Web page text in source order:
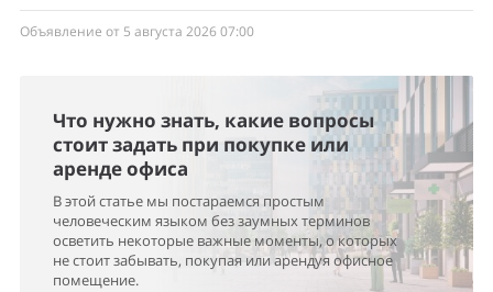
Объявление от 5 августа 2026 07:00
Что нужно знать, какие вопросы
стоит задать при покупке или
аренде офиса
В этой статье мы постараемся простым
человеческим языком без заумных терминов
осветить некоторые важные моменты, о которых
не стоит забывать, покупая или арендуя офисное
помещение.